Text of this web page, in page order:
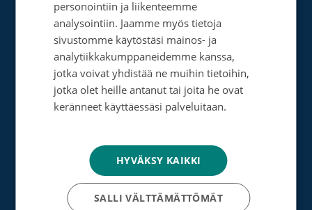
Perusta merkkipäiväkeräys
Perusta muistokeräys
Perusta oma keräyksesi
Perusta päivätyökeräys
Suurlahjoitus
Yrityksille
personointiin ja liikenteemme
analysointiin. Jaamme myös tietoja
sivustomme käytöstäsi mainos- ja
analytiikkakumppaneidemme kanssa,
jotka voivat yhdistää ne muihin tietoihin,
jotka olet heille antanut tai joita he ovat
keränneet käyttäessäsi palveluitaan.
HYVÄKSY KAIKKI
SALLI VÄLTTÄMÄTTÖMÄT